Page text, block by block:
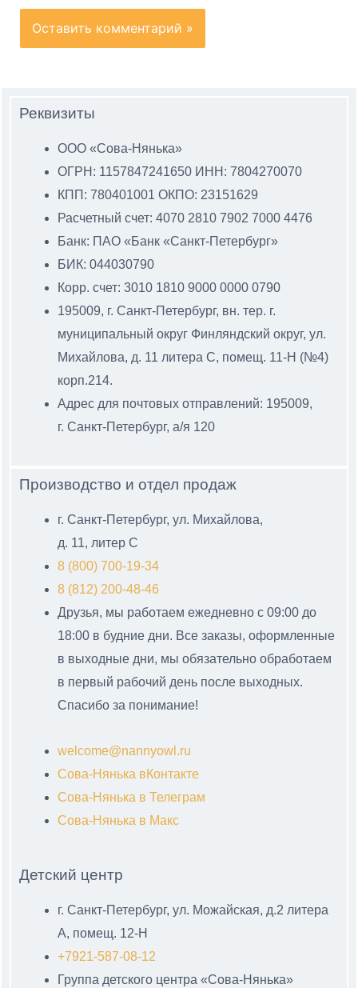
Реквизиты
ООО «Сова-Нянька»
ОГРН: 1157847241650 ИНН: 7804270070
КПП: 780401001 ОКПО: 23151629
Расчетный счет: 4070 2810 7902 7000 4476
Банк: ПАО «Банк «Санкт-Петербург»
БИК: 044030790
Корр. счет: 3010 1810 9000 0000 0790
195009, г. Санкт-Петербург, вн. тер. г.
муниципальный округ Финляндский округ, ул.
Михайлова, д. 11 литера С, помещ. 11-Н (№4)
корп.214.
Адрес для почтовых отправлений: 195009,
г. Санкт-Петербург, а/я 120
Производство и отдел продаж
г. Санкт-Петербург, ул. Михайлова,
д. 11, литер С
8 (800) 700-19-34
8 (812) 200-48-46
Друзья, мы работаем ежедневно с 09:00 до
18:00 в будние дни. Все заказы, оформленные
в выходные дни, мы обязательно обработаем
в первый рабочий день после выходных.
Спасибо за понимание!
welcome@nannyowl.ru
Сова-Нянька вКонтакте
Сова-Нянька в Телеграм
Сова-Нянька в Макс
Детский центр
г. Санкт-Петербург, ул. Можайская, д.2 литера
А, помещ. 12-Н
+7921-587-08-12
Группа детского центра «Сова-Нянька»